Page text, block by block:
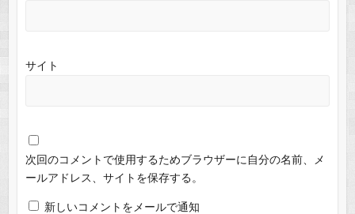
サイト
次回のコメントで使用するためブラウザーに自分の名前、メ
ールアドレス、サイトを保存する。
新しいコメントをメールで通知